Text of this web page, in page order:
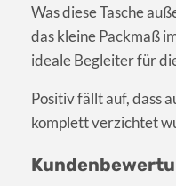
Was diese Tasche
das kleine Packmaß
ideale Begleiter für
Positiv fällt auf, dass
komplett verzichtet